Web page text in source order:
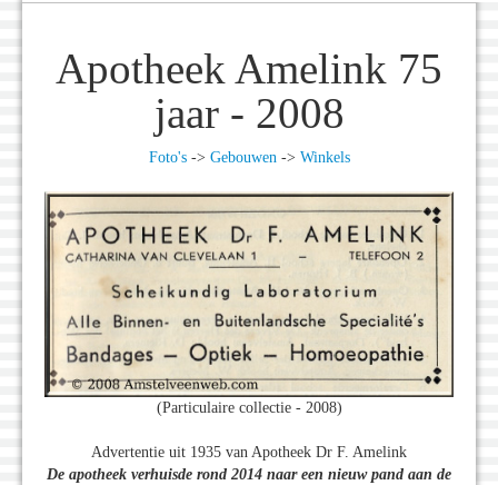
Apotheek Amelink 75
jaar - 2008
Foto's-> Gebouwen-> Winkels
(Particulaire collectie - 2008)
Advertentie uit 1935 van Apotheek Dr F. Amelink
De apotheek verhuisde rond 2014 naar een nieuw pand aan de